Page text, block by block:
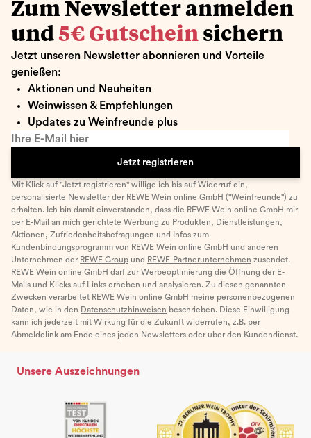
Zum Newsletter anmelden
und 5€ Gutschein sichern
Jetzt unseren Newsletter abonnieren und Vorteile
genießen:
Aktionen und Neuheiten
Weinwissen & Empfehlungen
Updates zu Weinfreunde plus
Ihre E-Mail hier
Jetzt registrieren
Mit Klick auf "Jetzt registrieren" willige ich bis auf Widerruf ein,
personalisierte Newsletter der REWE Wein online GmbH ("Weinfreunde") zu
erhalten. Ich bin damit einverstanden, dass die REWE Wein online GmbH mir
per E-Mail an mich gerichtete Werbung zu Produkten, Dienstleistungen,
Aktionen, Zufriedenheitsbefragungen und Infos zum
Kundenbindungsprogramm von REWE Wein online GmbH und anderen
Unternehmen der REWE Group und REWE-Partnerunternehmen zusendet.
REWE Wein online GmbH darf zur Werbeoptimierung die Öffnung der E-
Mails und Klicks auf Links erheben und analysieren. Zu diesen genannten
Zwecken verarbeitet REWE Wein online GmbH meine personenbezogenen
Daten, wie in den Datenschutzhinweisen beschrieben. Diese Einwilligung
kann ich jederzeit mit Wirkung für die Zukunft widerrufen, z.B. per
Abmeldelink am Ende eines jeden Newsletters oder über den Kundendienst.
Unsere Auszeichnungen